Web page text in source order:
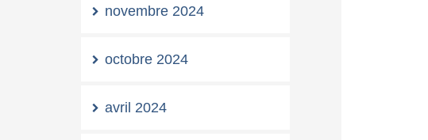
novembre 2024
octobre 2024
avril 2024